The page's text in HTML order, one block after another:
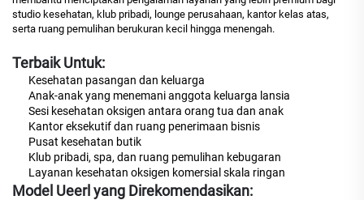
studio kesehatan, klub pribadi, lounge perusahaan, kantor kelas atas,
serta ruang pemulihan berukuran kecil hingga menengah.
Terbaik Untuk:
Kesehatan pasangan dan keluarga
Anak-anak yang menemani anggota keluarga lansia
Sesi kesehatan oksigen antara orang tua dan anak
Kantor eksekutif dan ruang penerimaan bisnis
Pusat kesehatan butik
Klub pribadi, spa, dan ruang pemulihan kebugaran
Layanan kesehatan oksigen komersial skala ringan
Model Ueerl yang Direkomendasikan: